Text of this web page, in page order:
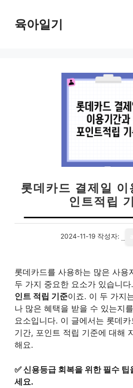
육아일기
롯데카드 결제일 이
인트적립
2024-11-19 작성자:
롯데카드를 사용하는 많은 사용
두 가지 중요한 요소가 있습니다
인트 적립 기준이죠. 이 두 가지
나 많은 혜택을 받을 수 있는지
요소입니다. 이 글에서는 롯데
기간, 포인트 적립 기준에 대해
해요.
✅신용등급 회복을 위한 필수 팁
세요.